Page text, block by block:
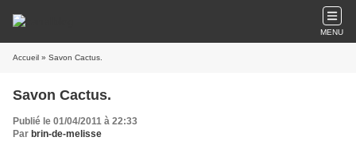
MENU
Accueil » Savon Cactus.
Savon Cactus.
Publié le 01/04/2011 à 22:33
Par brin-de-melisse